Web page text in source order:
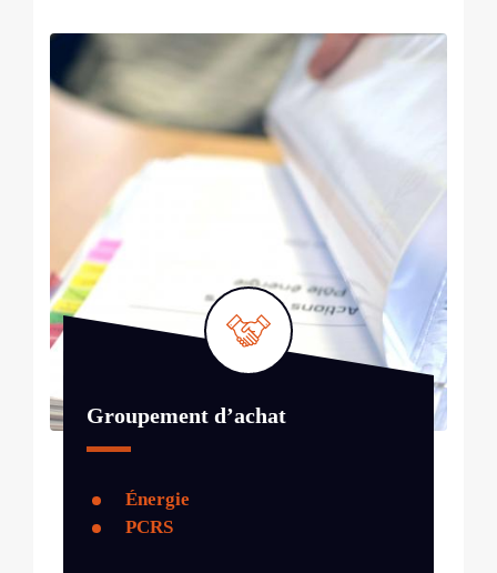
Groupement d’achat
Énergie
PCRS